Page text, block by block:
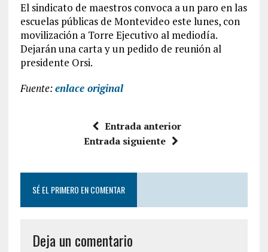
El sindicato de maestros convoca a un paro en las
escuelas públicas de Montevideo este lunes, con
movilización a Torre Ejecutivo al mediodía.
Dejarán una carta y un pedido de reunión al
presidente Orsi.
Fuente:enlace original
Entrada anterior
Entrada siguiente
SÉ EL PRIMERO EN COMENTAR
Deja un comentario